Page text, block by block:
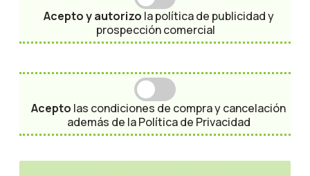
Acepto y autorizo la política de publicidad y
prospección comercial
Acepto las condiciones de compra y cancelación
además de laPolítica de Privacidad